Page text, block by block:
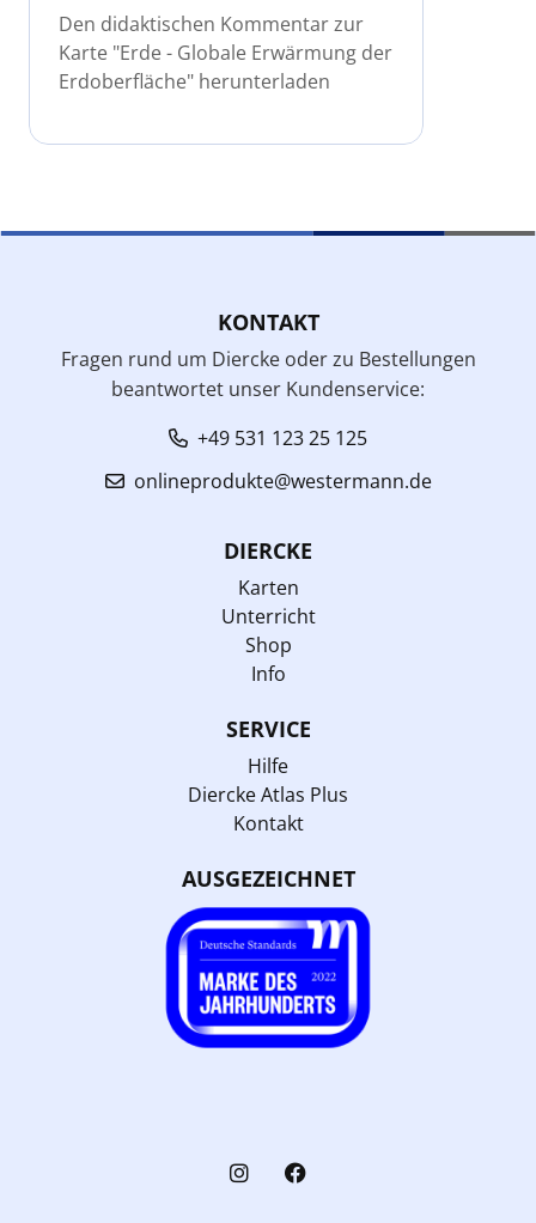
Den didaktischen Kommentar zur
Karte "Erde - Globale Erwärmung der
Erdoberfläche" herunterladen
KONTAKT
Fragen rund um Diercke oder zu Bestellungen
beantwortet unser Kundenservice:
+49 531 123 25 125
onlineprodukte@westermann.de
DIERCKE
Karten
Unterricht
Shop
Info
SERVICE
Hilfe
Diercke Atlas Plus
Kontakt
AUSGEZEICHNET